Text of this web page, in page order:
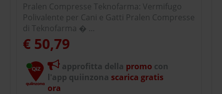
Pralen Compresse Teknofarma: Vermifugo
Polivalente per Cani e Gatti Pralen Compresse
di Teknofarma � ...
€ 50,79
approfitta della promo con
l'app quiinzona scarica gratis
ora